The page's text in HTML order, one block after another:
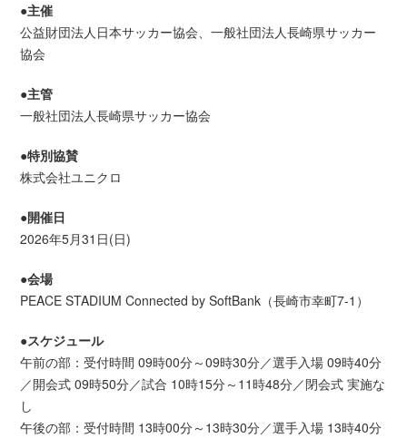
●主催
公益財団法人日本サッカー協会、一般社団法人長崎県サッカー
協会
●主管
一般社団法人長崎県サッカー協会
●特別協賛
株式会社ユニクロ
●開催日
2026年5月31日(日)
●会場
PEACE STADIUM Connected by SoftBank（長崎市幸町7-1）
●スケジュール
午前の部：受付時間 09時00分～09時30分／選手入場 09時40分
／開会式 09時50分／試合 10時15分～11時48分／閉会式 実施な
し
午後の部：受付時間 13時00分～13時30分／選手入場 13時40分